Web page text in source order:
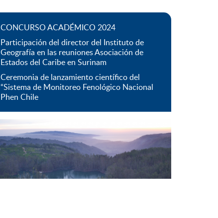
CONCURSO ACADÉMICO 2024
Participación del director del Instituto de
Geografía en las reuniones Asociación de
Estados del Caribe en Surinam
Ceremonia de lanzamiento científico del
“Sistema de Monitoreo Fenológico Nacional
Phen Chile